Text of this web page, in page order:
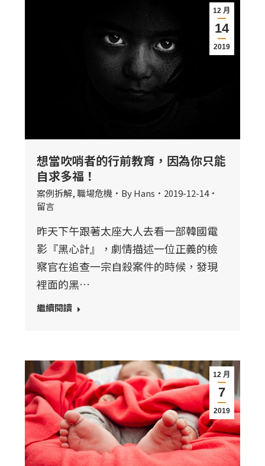
12 月
14
2019
想當吹哨者的行前教育，因為你只能
自求多福！
案例拆解,職場危機 ByHans
2019-12-14
留言
昨天下午跟著太座大人去看一部韓國電
影『黑心計』，劇情描述一位正義的檢
察官在追查一宗自殺案件的時候，發現
裡面的黑…
繼續閱讀
12 月
7
2019